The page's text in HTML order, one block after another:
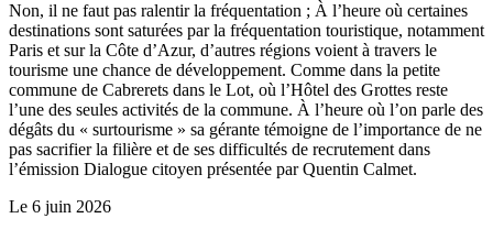
Non, il ne faut pas ralentir la fréquentation ; À l’heure où certaines
destinations sont saturées par la fréquentation touristique, notamment
Paris et sur la Côte d’Azur, d’autres régions voient à travers le
tourisme une chance de développement. Comme dans la petite
commune de Cabrerets dans le Lot, où l’Hôtel des Grottes reste
l’une des seules activités de la commune. À l’heure où l’on parle des
dégâts du « surtourisme » sa gérante témoigne de l’importance de ne
pas sacrifier la filière et de ses difficultés de recrutement dans
l’émission Dialogue citoyen présentée par Quentin Calmet.
Le 6 juin 2026